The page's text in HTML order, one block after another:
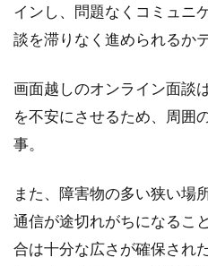
インし、問題なくコミュニ
談を滞りなく進められるか
画面越しのオンライン面談
を不安にさせるため、周囲
事。
また、障害物の多い狭い場
通信が途切れがちになるこ
合は十分な広さが確保され